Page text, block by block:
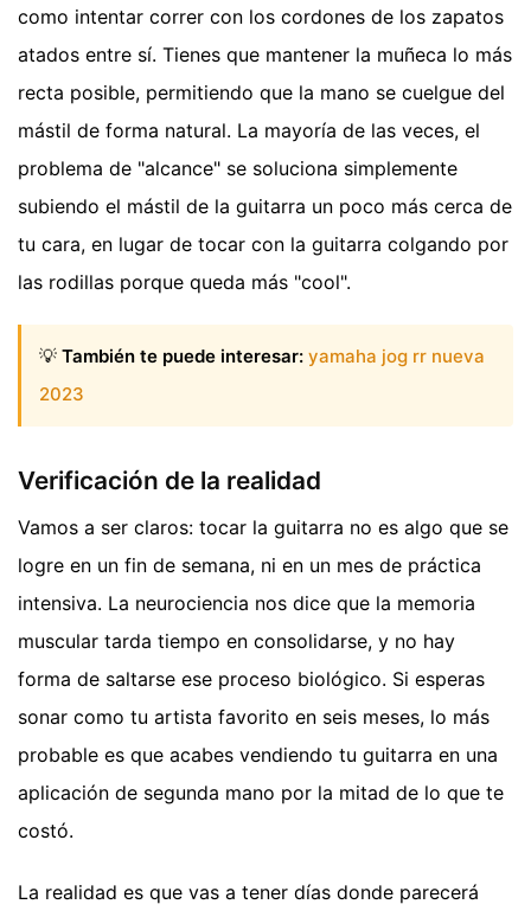
como intentar correr con los cordones de los zapatos
atados entre sí. Tienes que mantener la muñeca lo más
recta posible, permitiendo que la mano se cuelgue del
mástil de forma natural. La mayoría de las veces, el
problema de "alcance" se soluciona simplemente
subiendo el mástil de la guitarra un poco más cerca de
tu cara, en lugar de tocar con la guitarra colgando por
las rodillas porque queda más "cool".
💡 También te puede interesar: yamaha jog rr nueva
2023
Verificación de la realidad
Vamos a ser claros: tocar la guitarra no es algo que se
logre en un fin de semana, ni en un mes de práctica
intensiva. La neurociencia nos dice que la memoria
muscular tarda tiempo en consolidarse, y no hay
forma de saltarse ese proceso biológico. Si esperas
sonar como tu artista favorito en seis meses, lo más
probable es que acabes vendiendo tu guitarra en una
aplicación de segunda mano por la mitad de lo que te
costó.
La realidad es que vas a tener días donde parecerá